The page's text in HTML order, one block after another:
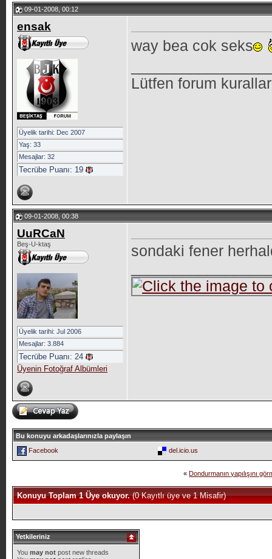
09-01-2008, 00:12
ensak
Üyelik tarihi: Dec 2007
Yaş: 33
Mesajlar: 32
Tecrübe Puanı: 19
way bea cok seks
Lütfen forum
09-01-2008, 00:38
UuRCaN
Beş-U-ktaş
Üyelik tarihi: Jul 2006
Mesajlar: 3.884
Tecrübe Puanı: 24
Üyenin Fotoğraf Albümleri
sondaki fener
Bu konuyu arkadaşlarınızla paylaşın
Facebook
del.icio.us
« Dondurmanın yapılışını
Konuyu Toplam 1 Üye okuyor.(0 Kayıtlı üye ve 1 Misafir)
Yetkileriniz
You may notpost new threads